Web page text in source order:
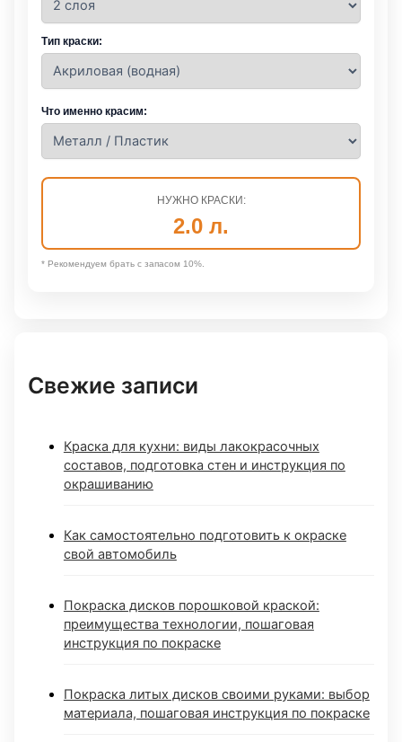
Тип краски:
Что именно красим:
НУЖНО КРАСКИ:
2.0 л.
* Рекомендуем брать с запасом 10%.
Свежие записи
Краска для кухни: виды лакокрасочных
составов, подготовка стен и инструкция по
окрашиванию
Как самостоятельно подготовить к окраске
свой автомобиль
Покраска дисков порошковой краской:
преимущества технологии, пошаговая
инструкция по покраске
Покраска литых дисков своими руками: выбор
материала, пошаговая инструкция по покраске